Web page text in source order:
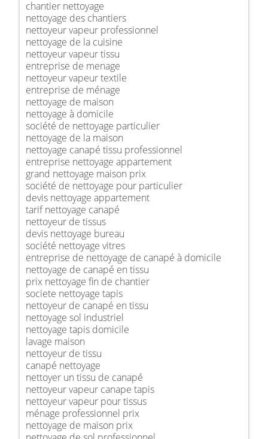
chantier nettoyage
nettoyage des chantiers
nettoyeur vapeur professionnel
nettoyage de la cuisine
nettoyeur vapeur tissu
entreprise de menage
nettoyeur vapeur textile
entreprise de ménage
nettoyage de maison
nettoyage à domicile
société de nettoyage particulier
nettoyage de la maison
nettoyage canapé tissu professionnel
entreprise nettoyage appartement
grand nettoyage maison prix
société de nettoyage pour particulier
devis nettoyage appartement
tarif nettoyage canapé
nettoyeur de tissus
devis nettoyage bureau
société nettoyage vitres
entreprise de nettoyage de canapé à domicile
nettoyage de canapé en tissu
prix nettoyage fin de chantier
societe nettoyage tapis
nettoyeur de canapé en tissu
nettoyage sol industriel
nettoyage tapis domicile
lavage maison
nettoyeur de tissu
canapé nettoyage
nettoyer un tissu de canapé
nettoyeur vapeur canape tapis
nettoyeur vapeur pour tissus
ménage professionnel prix
nettoyage de maison prix